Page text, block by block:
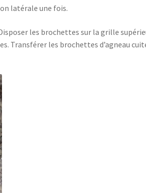
latérale une fois.
les brochettes sur la grille
Transférer les brochettes d’agneau